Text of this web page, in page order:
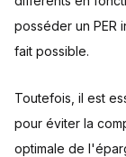
posséder un PER
fait possible.
Toutefois, il est
pour éviter la
optimale de